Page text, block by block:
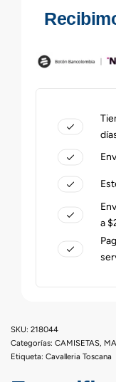
a
218044
Categorías: CAMISETAS
Etiqueta: Cavalleria Toscana